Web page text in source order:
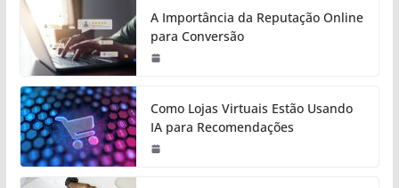
A Importância da Reputação Online
para Conversão
Como Lojas Virtuais Estão Usando
IA para Recomendações